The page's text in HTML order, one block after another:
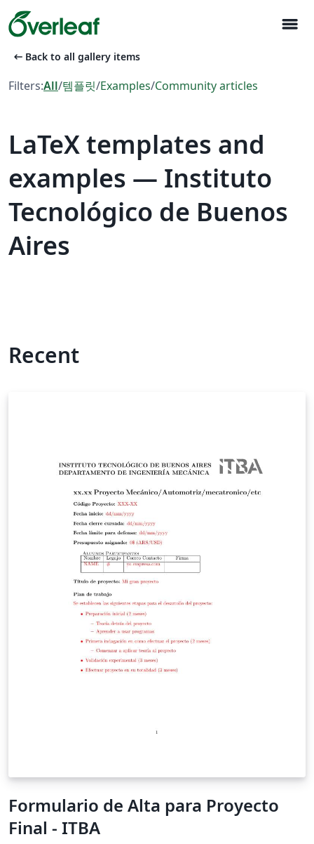
menu
arrow_left_alt Back to all gallery items
Filters:All/템플릿/Examples/Community articles
LaTeX templates and
examples — Instituto
Tecnológico de Buenos
Aires
Recent
Formulario de Alta para Proyecto
Final - ITBA